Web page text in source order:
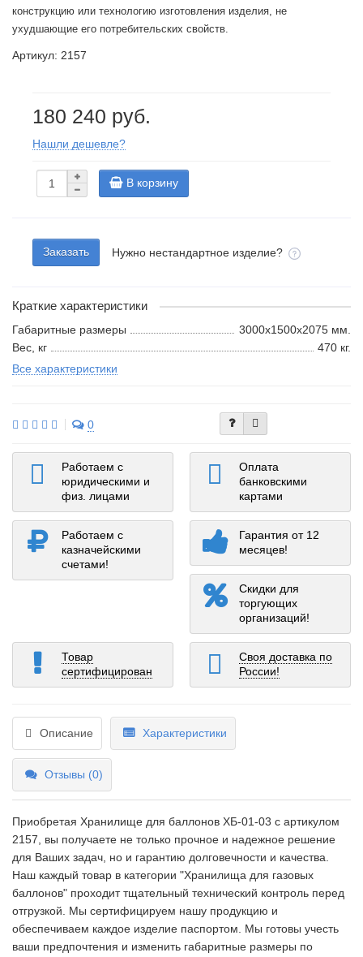
конструкцию или технологию изготовления изделия, не
ухудшающие его потребительских свойств.
Артикул: 2157
180 240 руб.
Нашли дешевле?
В корзину
Заказать Нужно нестандартное изделие?
Краткие характеристики
Габаритные размеры
3000х1500х2075 мм.
Вес, кг
470 кг.
Все характеристики
0
Работаем с
юридическими и
физ. лицами
Оплата
банковскими
картами
Работаем с
казначейскими
счетами!
Гарантия от 12
месяцев!
Скидки для
торгующих
организаций!
Товар
сертифицирован
Своя доставка по
России!
Описание Характеристики
Отзывы (0)
Приобретая Хранилище для баллонов ХБ-01-03 c артикулом
2157, вы получаете не только прочное и надежное решение
для Ваших задач, но и гарантию долговечности и качества.
Наш каждый товар в категории "Хранилища для газовых
баллонов" проходит тщательный технический контроль перед
отгрузкой. Мы сертифицируем нашу продукцию и
обеспечиваем каждое изделие паспортом. Мы готовы учесть
ваши предпочтения и изменить габаритные размеры по